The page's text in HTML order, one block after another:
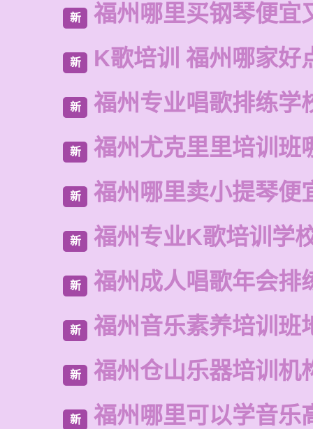
新 福州哪里买钢琴便宜
新 K歌培训 福州哪家好
新 福州专业唱歌排练学
新 福州尤克里里培训班
新 福州哪里卖小提琴便
新 福州专业K歌培训学
新 福州成人唱歌年会排
新 福州音乐素养培训班
新 福州仓山乐器培训机
新 福州哪里可以学音乐